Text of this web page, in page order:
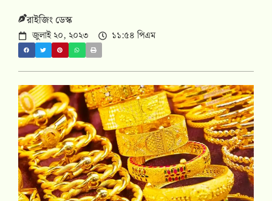
রাইজিং ডেস্ক
জুলাই ২০, ২০২৩ ১১:৫৪ পিএম